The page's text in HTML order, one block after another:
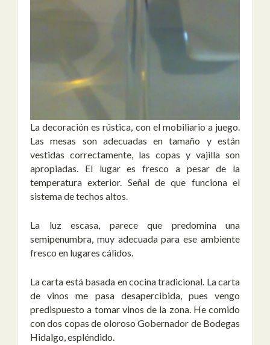
La decoración es rústica, con el mobiliario a juego.
Las mesas son adecuadas en tamaño y están
vestidas correctamente, las copas y vajilla son
apropiadas. El lugar es fresco a pesar de la
temperatura exterior. Señal de que funciona el
sistema de techos altos.
La luz escasa, parece que predomina una
semipenumbra, muy adecuada para ese ambiente
fresco en lugares cálidos.
La carta está basada en cocina tradicional. La carta
de vinos me pasa desapercibida, pues vengo
predispuesto a tomar vinos de la zona. He comido
con dos copas de oloroso Gobernador de Bodegas
Hidalgo, espléndido.